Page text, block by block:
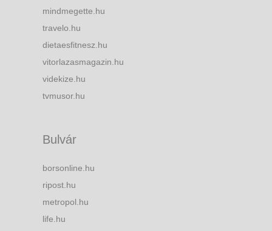
mindmegette.hu
travelo.hu
dietaesfitnesz.hu
vitorlazasmagazin.hu
videkize.hu
tvmusor.hu
Bulvár
borsonline.hu
ripost.hu
metropol.hu
life.hu